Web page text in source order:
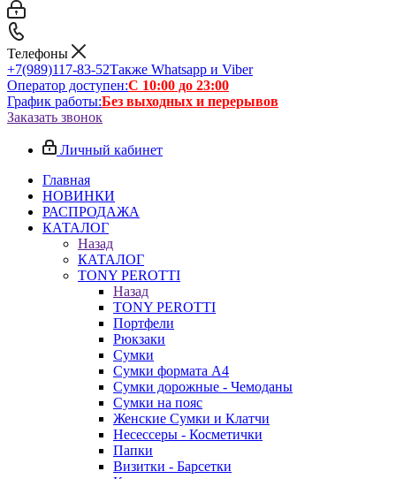
Телефоны
+7(989)117-83-52Также Whatsapp и Viber
Оператор доступен:С 10:00 до 23:00
График работы:Без выходных и перерывов
Заказать звонок
Личный кабинет
Главная
НОВИНКИ
РАСПРОДАЖА
КАТАЛОГ
Назад
КАТАЛОГ
TONY PEROTTI
Назад
TONY PEROTTI
Портфели
Рюкзаки
Сумки
Сумки формата А4
Сумки дорожные - Чемоданы
Сумки на пояс
Женские Сумки и Клатчи
Несессеры - Косметички
Папки
Визитки - Барсетки